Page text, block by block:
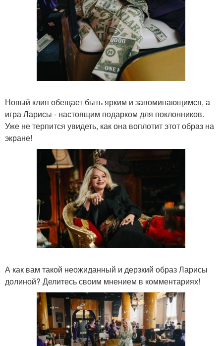
Новый клип обещает быть ярким и запоминающимся, а
игра Ларисы - настоящим подарком для поклонников.
Уже не терпится увидеть, как она воплотит этот образ на
экране!
А как вам такой неожиданный и дерзкий образ Ларисы
долиной? Делитесь своим мнением в комментариях!